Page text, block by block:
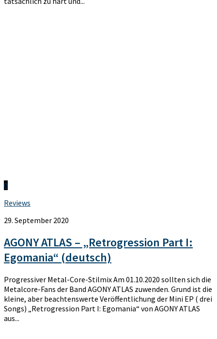
0
Reviews
29. September 2020
AGONY ATLAS – „Retrogression Part I:
Egomania“ (deutsch)
Progressiver Metal-Core-Stilmix Am 01.10.2020 sollten sich die
Metalcore-Fans der Band AGONY ATLAS zuwenden. Grund ist die
kleine, aber beachtenswerte Veröffentlichung der Mini EP ( drei
Songs) „Retrogression Part I: Egomania“ von AGONY ATLAS
aus...